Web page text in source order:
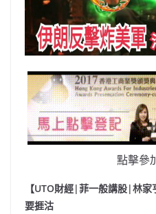
點擊參
【UTO財經|菲一般講股|林
要捱沽